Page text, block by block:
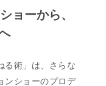
ョーから、
る術」は、さらな
ンショーのプロデ